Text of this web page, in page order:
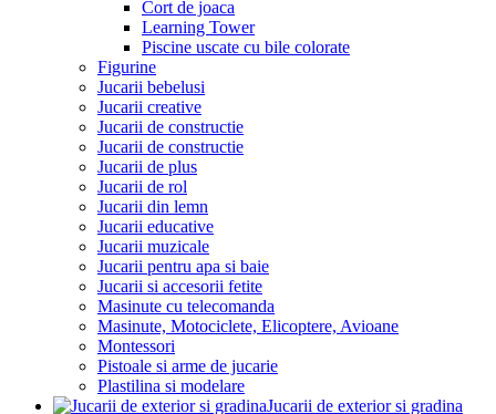
Cort de joaca
Learning Tower
Piscine uscate cu bile colorate
Figurine
Jucarii bebelusi
Jucarii creative
Jucarii de constructie
Jucarii de constructie
Jucarii de plus
Jucarii de rol
Jucarii din lemn
Jucarii educative
Jucarii muzicale
Jucarii pentru apa si baie
Jucarii si accesorii fetite
Masinute cu telecomanda
Masinute, Motociclete, Elicoptere, Avioane
Montessori
Pistoale si arme de jucarie
Plastilina si modelare
Jucarii de exterior si gradina